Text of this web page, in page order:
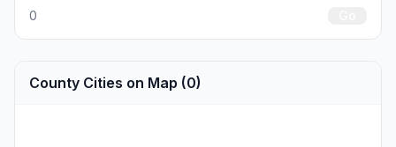
0
County Cities on Map (0)